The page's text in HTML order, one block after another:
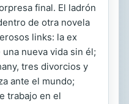
final. El ladrón
de otra novela
links: la ex
nueva vida sin él;
tres divorcios y
ante el mundo;
trabajo en el